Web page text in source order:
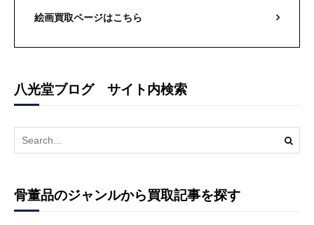
絵画買取ページはこちら
八光堂ブログ サイト内検索
Search
for:
骨董品のジャンルから買取記事を探す